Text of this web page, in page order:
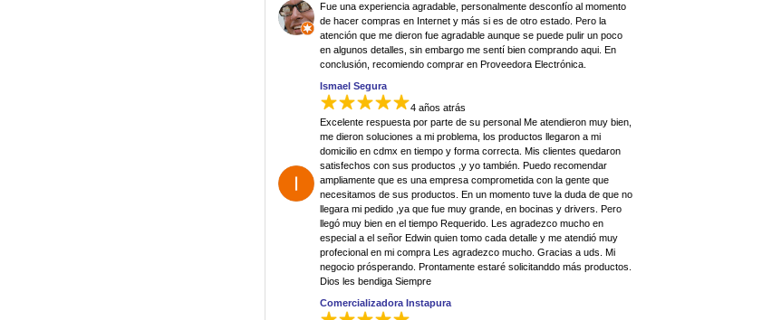
Fue una experiencia agradable, personalmente desconfío al momento
de hacer compras en Internet y más si es de otro estado. Pero la
atención que me dieron fue agradable aunque se puede pulir un poco
en algunos detalles, sin embargo me sentí bien comprando aqui. En
conclusión, recomiendo comprar en Proveedora Electrónica.
Ismael Segura
4 años atrás
Excelente respuesta por parte de su personal Me atendieron muy bien,
me dieron soluciones a mi problema, los productos llegaron a mi
domicilio en cdmx en tiempo y forma correcta. Mis clientes quedaron
satisfechos con sus productos ,y yo también. Puedo recomendar
ampliamente que es una empresa comprometida con la gente que
necesitamos de sus productos. En un momento tuve la duda de que no
llegara mi pedido ,ya que fue muy grande, en bocinas y drivers. Pero
llegó muy bien en el tiempo Requerido. Les agradezco mucho en
especial a el señor Edwin quien tomo cada detalle y me atendió muy
profecional en mi compra Les agradezco mucho. Gracias a uds. Mi
negocio prósperando. Prontamente estaré solicitanddo más productos.
Dios les bendiga Siempre
Comercializadora Instapura